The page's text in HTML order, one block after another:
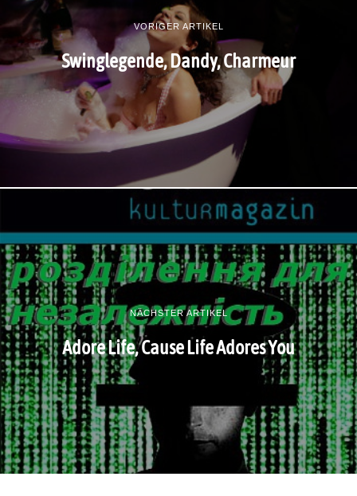
VORIGER ARTIKEL
Swinglegende, Dandy, Charmeur
NÄCHSTER ARTIKEL
Adore Life, Cause Life Adores You